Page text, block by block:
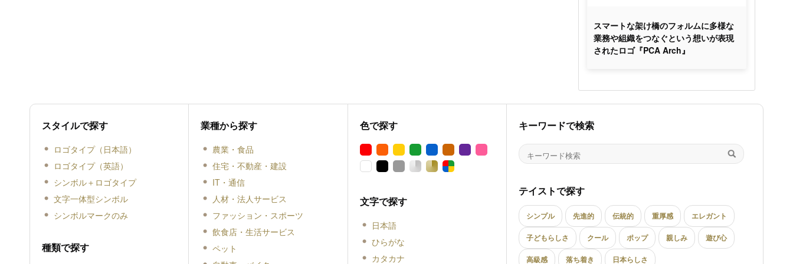
スマートな架け橋のフォルムに多様な
業務や組織をつなぐという想いが表現
されたロゴ『PCA Arch』
スタイルで探す
ロゴタイプ（日本語）
ロゴタイプ（英語）
シンボル＋ロゴタイプ
文字一体型シンボル
シンボルマークのみ
種類で探す
業種から探す
農業・食品
住宅・不動産・建設
IT・通信
人材・法人サービス
ファッション・スポーツ
飲食店・生活サービス
ペット
色で探す
文字で探す
日本語
ひらがな
カタカナ
キーワードで検索
テイストで探す
シンプル 先進的 伝統的 重厚感 エレガント
子どもらしさ クール ポップ 親しみ 遊び心
高級感 落ち着き 日本らしさ